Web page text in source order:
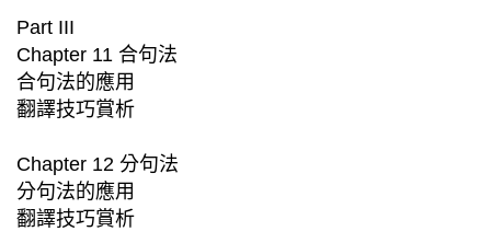
Part III
Chapter 11 合句法
合句法的應用
翻譯技巧賞析
Chapter 12 分句法
分句法的應用
翻譯技巧賞析